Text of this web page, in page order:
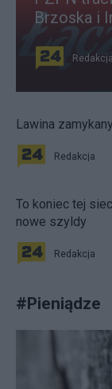
Brzoska i
Redakcja
Lawina
Redakcja
To koniec tej
nowe szyldy
Redakcja
#Pieniądze